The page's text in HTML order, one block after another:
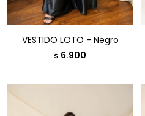
VESTIDO LOTO - Negro
$ 6.900